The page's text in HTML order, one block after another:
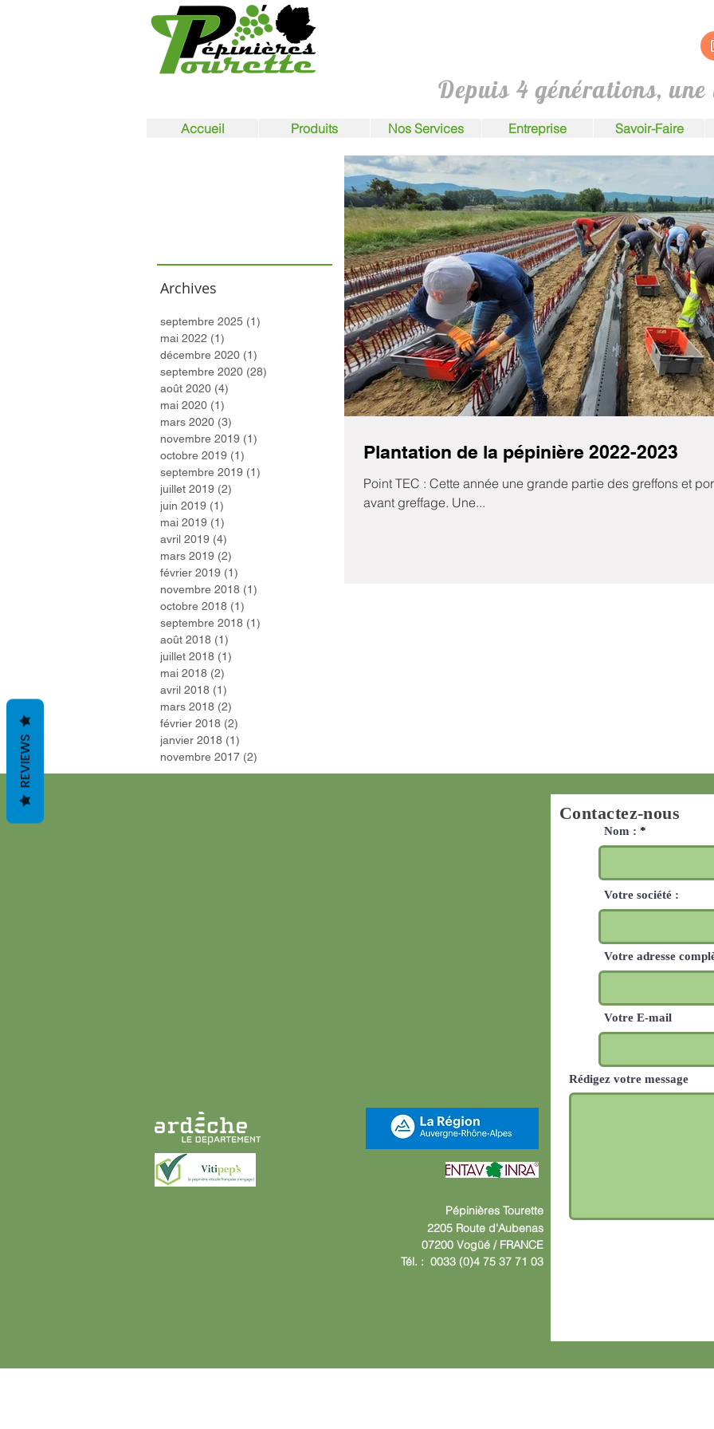
Depuis 4 générations,
Accueil Produits Nos Services Entreprise Savoir-Faire
Archives
septembre 2025 (1)
mai 2022 (1)
décembre 2020 (1)
septembre 2020 (28)
août 2020 (4)
mai 2020 (1)
mars 2020 (3)
novembre 2019 (1)
octobre 2019 (1)
septembre 2019 (1)
juillet 2019 (2)
juin 2019 (1)
mai 2019 (1)
avril 2019 (4)
mars 2019 (2)
février 2019 (1)
novembre 2018 (1)
octobre 2018 (1)
septembre 2018 (1)
août 2018 (1)
juillet 2018 (1)
mai 2018 (2)
avril 2018 (1)
mars 2018 (2)
février 2018 (2)
janvier 2018 (1)
novembre 2017 (2)
Plantation de la pépinière 2022-2023
Point TEC : Cette année une grande partie des greffons et
avant greffage. Une...
Pépinières Tourette
2205 Route d'Aubenas
07200 Vogüé / FRANCE
Tél. : 0033 (0)4 75 37 71 03
Contactez-nous
Nom :
Votre société :
Votre adresse
Votre E-mail
Rédigez votre message
REVIEWS